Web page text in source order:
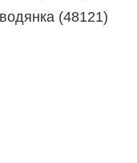
(48121)